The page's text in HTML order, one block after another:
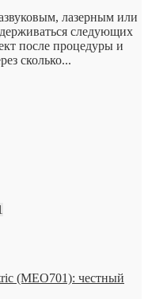
лазерным или
следующих
после процедуры и
сколько...